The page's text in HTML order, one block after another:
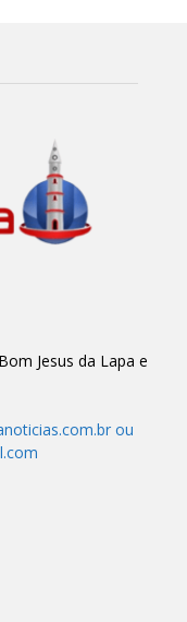
Jesus da Lapa e
ou